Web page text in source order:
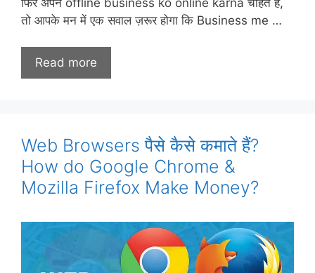
तो आपके मन में एक सवाल ज़रूर होगा कि Business me …
Read more
Web Browsers पैसे कैसे कमाते हैं?
How do Google Chrome &
Mozilla Firefox Make Money?